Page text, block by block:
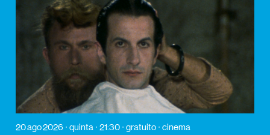
20 ago 2026 quinta 21:30 gratuito cinema